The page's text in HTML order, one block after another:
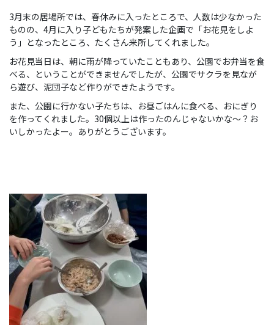
3月末の居場所では、春休みに入ったところで、人数は少なかった
ものの、4月に入り子どもたちが発案した企画で「お花見をしよ
う」となったところ、たくさん来所してくれました。
お花見当日は、朝に雨が降っていたこともあり、公園でお弁当を食
べる、ということができませんでしたが、公園でサクラを見なが
ら遊び、泥団子など作りができたようです。
また、公園に行かない子たちは、お昼ごはんに食べる、おにぎり
を作ってくれました。30個以上は作ったのんじゃないかな～？お
いしかったよー。ありがとうございます。